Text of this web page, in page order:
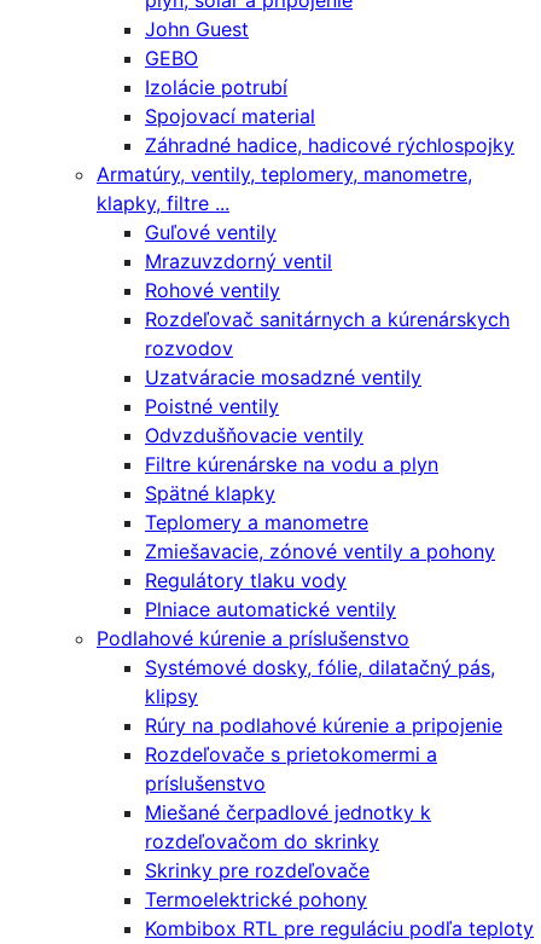
John Guest
GEBO
Izolácie potrubí
Spojovací material
Záhradné hadice, hadicové rýchlospojky
Armatúry, ventily, teplomery, manometre,
klapky, filtre ...
Guľové ventily
Mrazuvzdorný ventil
Rohové ventily
Rozdeľovač sanitárnych a kúrenárskych
rozvodov
Uzatváracie mosadzné ventily
Poistné ventily
Odvzdušňovacie ventily
Filtre kúrenárske na vodu a plyn
Spätné klapky
Teplomery a manometre
Zmiešavacie, zónové ventily a pohony
Regulátory tlaku vody
Plniace automatické ventily
Podlahové kúrenie a príslušenstvo
Systémové dosky, fólie, dilatačný pás,
klipsy
Rúry na podlahové kúrenie a pripojenie
Rozdeľovače s prietokomermi a
príslušenstvo
Miešané čerpadlové jednotky k
rozdeľovačom do skrinky
Skrinky pre rozdeľovače
Termoelektrické pohony
Kombibox RTL pre reguláciu podľa teploty